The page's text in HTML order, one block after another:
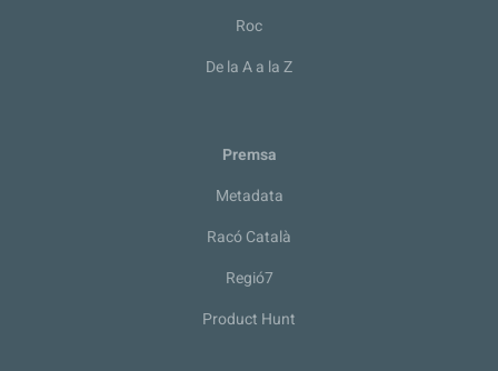
Roc
De la A a la Z
Premsa
Metadata
Racó Català
Regió7
Product Hunt